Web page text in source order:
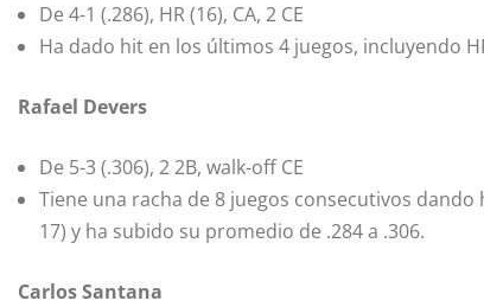
De 4-1 (.286), HR (16), CA, 2 CE
Ha dado hit en los últimos 4 juegos, incluyendo
Rafael Devers
De 5-3 (.306), 2 2B, walk-off CE
Tiene una racha de 8 juegos consecutivos
17) y ha subido su promedio de .284 a .306.
Carlos Santana